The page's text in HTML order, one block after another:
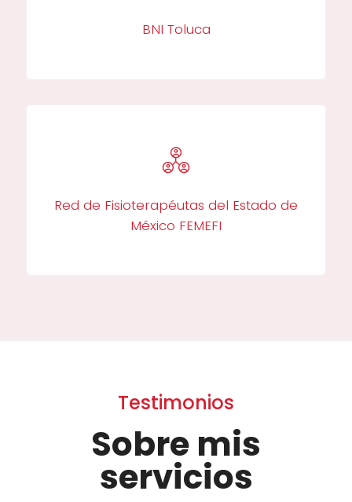
BNI Toluca​
Red de Fisioterapéutas del Estado de
México FEMEFI
Testimonios
Sobre mis
servicios